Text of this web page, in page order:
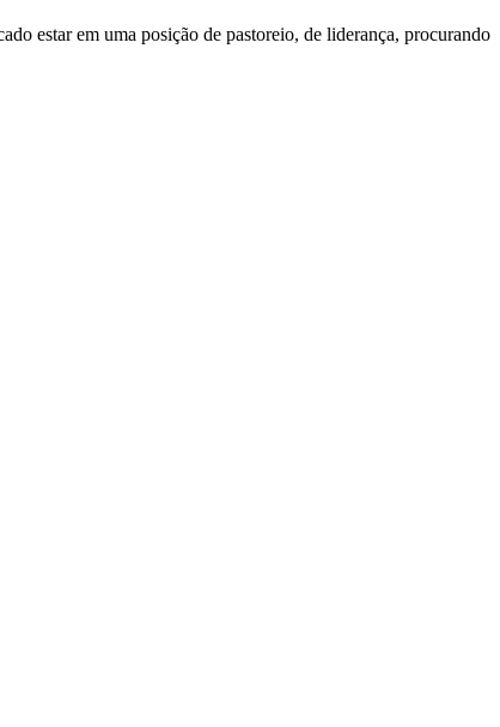
estar em uma posição de pastoreio, de liderança, procurando